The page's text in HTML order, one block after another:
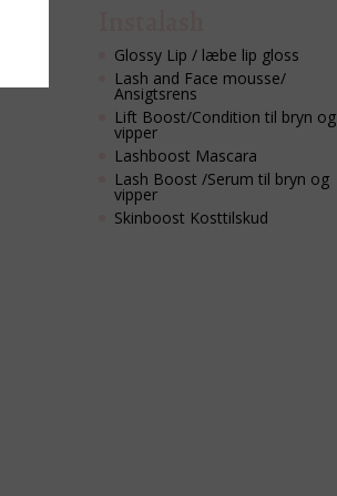
Glossy Lip / læbe lip gloss
Lash and Face mousse/
Ansigtsrens
Lift Boost/Condition til bryn og
vipper
Lashboost Mascara
Lash Boost /Serum til bryn og
vipper
Skinboost Kosttilskud